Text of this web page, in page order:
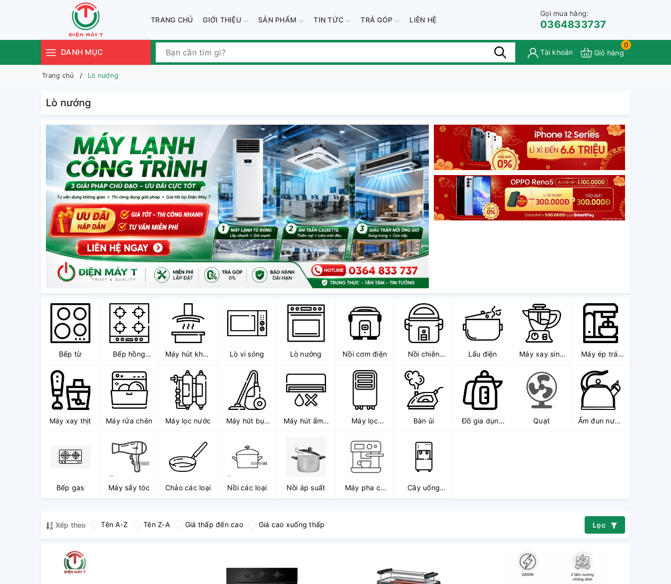
TRANG CHỦ GIỚI THIỆU SẢN PHẨM TIN TỨC TRẢ GÓP LIÊN HỆ
Gọi mua hàng:
0364833737
DANH MỤC Tài khoản
0
Giỏ hàng
Trang chủ Lò nướng
Lò nướng
Bếp từ
Bếp hồng
Máy hút khói,
Lò vi sóng Lò nướng Nồi cơm điện
Nồi chiên
Lẩu điện
Máy xay sinh
Máy ép trái
Máy xay thịt Máy rửa chén Máy lọc nước
Máy hút bụi,
Máy hút ẩm -
Máy lọc
Bàn ủi
Đồ gia dụng
Quạt
Ấm đun nước
Bếp gas Máy sấy tóc Chảo các loại Nồi các loại Nồi áp suất
Máy pha cà
phê
Cây uống
nóng lạnh
Xếp theo Tên A-Z Tên Z-A Giá thấp đến cao Giá cao xuống thấp Lọc